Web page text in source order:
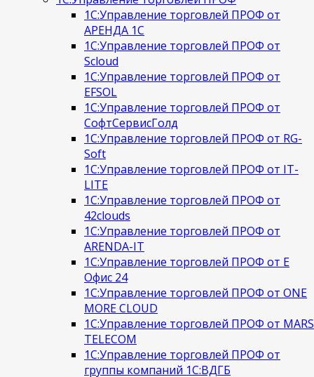
1С:Управление торговлей ПРОФ от
АРЕНДА 1С
1С:Управление торговлей ПРОФ от
Scloud
1С:Управление торговлей ПРОФ от
EFSOL
1С:Управление торговлей ПРОФ от
СофтСервисГолд
1С:Управление торговлей ПРОФ от RG-
Soft
1С:Управление торговлей ПРОФ от IT-
LITE
1С:Управление торговлей ПРОФ от
42clouds
1С:Управление торговлей ПРОФ от
ARENDA-IT
1С:Управление торговлей ПРОФ от Е
Офис 24
1С:Управление торговлей ПРОФ от ONE
MORE CLOUD
1С:Управление торговлей ПРОФ от MARS
TELECOM
1С:Управление торговлей ПРОФ от
группы компаний 1С:ВДГБ